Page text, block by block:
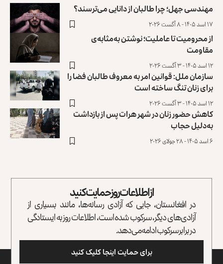
مهندسی جهل؛ چرا طالبان از دانایی می‌ترسند؟
۱۷ اسد ۱۴۰۵ - ۸ آگست ۲۰۲۶
از محرومیت تا عاملیت؛ نوشتن به‌مثابه‌ی
مقاومت
۱۲ اسد ۱۴۰۵ - ۳ آگست ۲۰۲۶
سازمان ملل: قوانین امر به معروف طالبان فضا را
برای زنان تنگ ساخته است
۱۲ اسد ۱۴۰۵ - ۳ آگست ۲۰۲۶
کاهش حضور زنان در شهر هرات پس از بازداشت
به‌دلیل ‏حجاب
۶ اسد ۱۴۰۵ - ۲۸ جولای ۲۰۲۶
از اطلاعات روز حمایت کنید
در افغانستان، جایی که آزادی رسانه‌ها، مانند بسیاری از
آزادی‌های دیگر، سرکوب شده است، اطلاعات روز به ایستادگی
در برابر سرکوب ادامه می‌دهد.
برای حمایت اینجا کلیک کنید